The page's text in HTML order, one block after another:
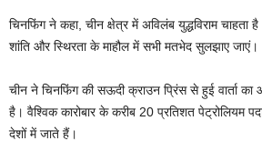
चिनफिंग ने कहा, चीन क्षेत्र में अविलंब युद्धविराम चाहता
शांति और स्थिरता के माहौल में सभी मतभेद सुलझाए जाएं।
चीन ने चिनफिंग की सऊदी क्राउन प्रिंस से हुई वार्ता का
है। वैश्विक कारोबार के करीब 20 प्रतिशत पेट्रोलियम
देशों में जाते हैं।